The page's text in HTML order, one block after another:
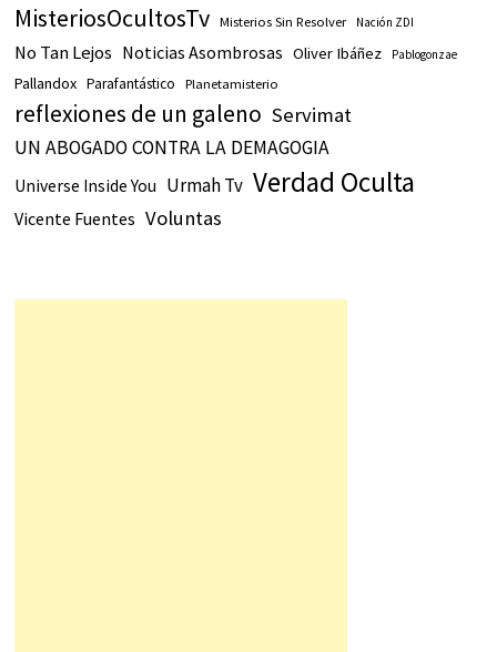
MisteriosOcultosTv Misterios Sin Resolver Nación ZDI
No Tan Lejos Noticias Asombrosas Oliver Ibáñez Pablogonzae
Pallandox Parafantástico Planetamisterio
reflexiones de un galeno Servimat
UN ABOGADO CONTRA LA DEMAGOGIA
Universe Inside You Urmah Tv Verdad Oculta
Vicente Fuentes Voluntas